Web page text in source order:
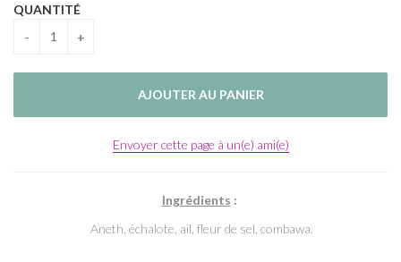
QUANTITÉ
Envoyer cette page à un(e) ami(e)
Ingrédients :
Aneth, échalote, ail, fleur de sel, combawa.